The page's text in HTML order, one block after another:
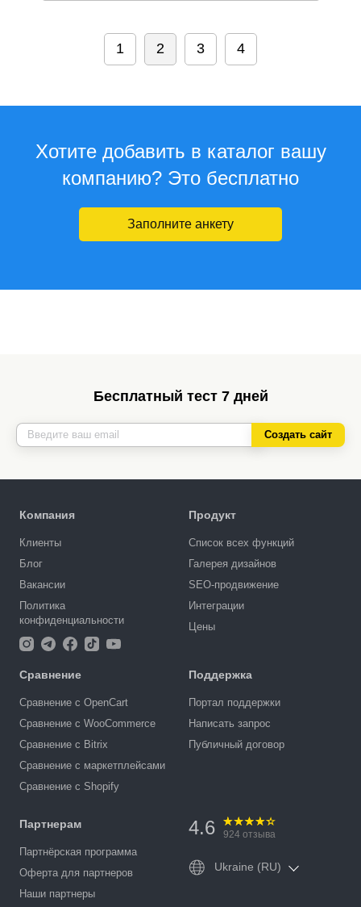
1 2 3 4
Хотите добавить в каталог вашу
компанию? Это бесплатно
Заполните анкету
Бесплатный тест 7 дней
Создать сайт
Компания
Клиенты
Блог
Вакансии
Политика
конфиденциальности
Продукт
Список всех функций
Галерея дизайнов
SEO-продвижение
Интеграции
Цены
Сравнение
Сравнение с OpenCart
Сравнение с WooCommerce
Сравнение с Bitrix
Сравнение с маркетплейсами
Сравнение с Shopify
Поддержка
Портал поддержки
Написать запрос
Публичный договор
Партнерам
Партнёрская программа
Оферта для партнеров
Наши партнеры
4.6 924 отзыва
Ukraine (RU)